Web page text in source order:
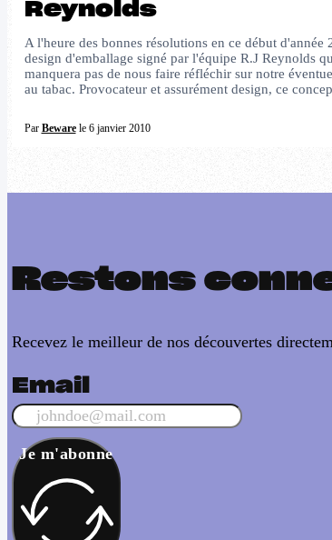
Reynolds
A l'heure des bonnes résolutions en ce début d'année
design d'emballage signé par l'équipe R.J Reynolds
manquera pas de nous faire réfléchir sur notre
au tabac. Provocateur et assurément design, ce
Par Bewarele 6 janvier 2010
Restons
Recevez le meilleur de nos découvertes
Email
Je m'abonne